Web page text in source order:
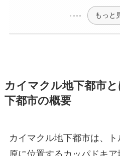
もっと
カイマクル地下都市
下都市の概要
カイマクル地下都市は、